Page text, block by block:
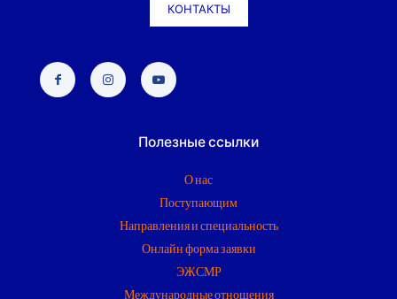
КОНТАКТЫ
Полезные ссылки
О нас
Поступающим
Направления и специальность
Онлайн форма заявки
ЭЖСМР
Международные отношения